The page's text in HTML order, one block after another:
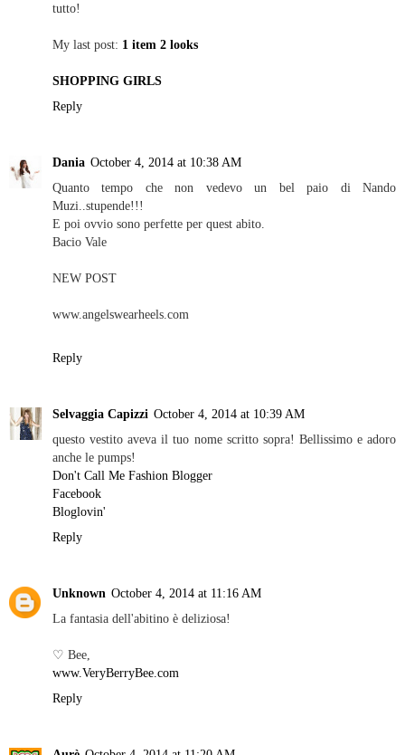
tutto!
My last post: 1 item 2 looks
SHOPPING GIRLS
Reply
Dania October 4, 2014 at 10:38 AM
Quanto tempo che non vedevo un bel paio di Nando
Muzi..stupende!!!
E poi ovvio sono perfette per quest abito.
Bacio Vale
NEW POST
www.angelswearheels.com
Reply
Selvaggia Capizzi October 4, 2014 at 10:39 AM
questo vestito aveva il tuo nome scritto sopra! Bellissimo e adoro
anche le pumps!
Don't Call Me Fashion Blogger
Facebook
Bloglovin'
Reply
Unknown October 4, 2014 at 11:16 AM
La fantasia dell'abitino è deliziosa!
♡ Bee,
www.VeryBerryBee.com
Reply